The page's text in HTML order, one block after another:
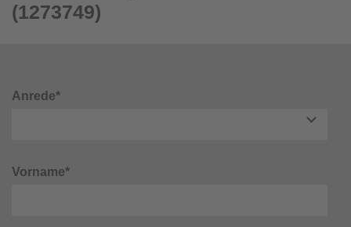
(1273749)
Anrede*
Vorname*